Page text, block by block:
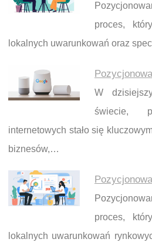
proces,
lokalnych uwarunkowań oraz
W
świecie,
internetowych stało się
biznesów,…
proces,
lokalnych uwarunkowań